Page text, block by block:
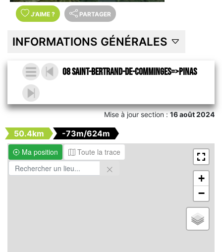
J'AIME ? PARTAGER
INFORMATIONS GÉNÉRALES
08 Saint-Bertrand-de-Comminges=>Pinas
Mise à jour section :16 août 2024
50.4km
-73m/624m
Ma position
Toute la trace
+
−